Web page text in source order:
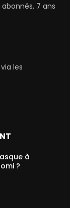
abonnés, 7 ans
les
à
?